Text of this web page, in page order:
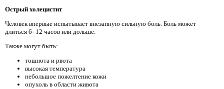
Острый холецистит
Человек впервые испытывает внезапную сильную боль. Боль может
длиться 6–12 часов или дольше.
Также могут быть:
тошнота и рвота
высокая температура
небольшое пожелтение кожи
опухоль в области живота